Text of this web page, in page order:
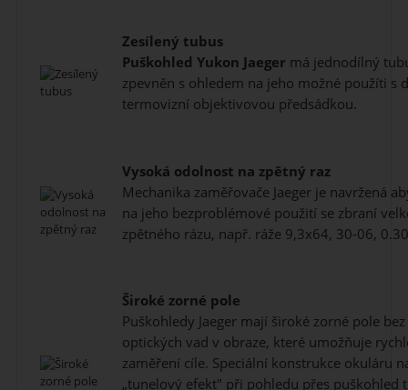
Zesílený tubus
Puškohled Yukon Jaeger má jednodílný
zpevněn s ohledem na jeho možné použíti s
termovizní objektivovou předsádkou.
Vysoká odolnost na zpětný raz
Mechanika zaměřovače Jaeger je navržená
na jeho bezproblémové použití se zbraní
zpětného rázu, např. ráže 9,3x64, 30-06,
Široké zorné pole
Puškohledy Jaeger mají široké zorné pole
optických vad v obraze, které umožňuje
zaměření cíle. Speciální konstrukce okuláru
„tunelový efekt" při pohledu přes puškohled